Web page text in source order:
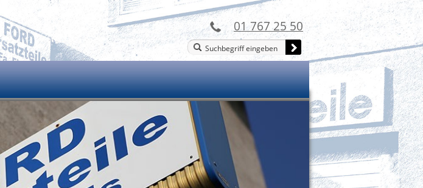
01 767 25 50